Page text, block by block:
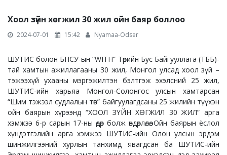
Хоол зүйн хөгжил 30 жил ойн баяр боллоо
2024-07-01 15:42 Nyamaa-Odser
ШУТИС болон БНСУ-ын “WITH” Төрийн Бус Байгууллага (ТББ)-
тай хамтын ажиллагааны 30 жил, Монгол улсад хоол зүй –
тэжээхүй ухааны мэргэжилтэн бэлтгэж эхэлсний 25 жил,
ШУТИС-ийн харьяа Монгол-Солонгос улсын хамтарсан
“Шим тэжээл судлалын төв” байгуулагдсаны 25 жилийн түүхэн
ойн баярын хүрээнд “ХООЛ ЗҮЙН ХӨГЖИЛ 30 ЖИЛ” арга
хэмжээ 6-р сарын 17-ны өдөр болж өндөрлөлөө. Ойн баярын ёслол
хүндэтгэлийн арга хэмжээ ШУТИС-ийн Олон улсын эрдэм
шинжилгээний хурлын танхимд явагдсан ба ШУТИС-ийн